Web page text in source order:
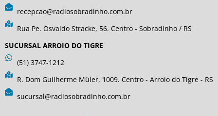
recepcao@radiosobradinho.com.br
Rua Pe. Osvaldo Stracke, 56. Centro - Sobradinho / RS
SUCURSAL ARROIO DO TIGRE
(51) 3747-1212
R. Dom Guilherme Müler, 1009. Centro - Arroio do Tigre - RS
sucursal@radiosobradinho.com.br